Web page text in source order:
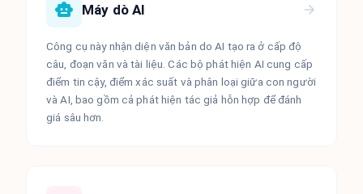
Máy dò AI
Công cụ này nhận diện văn bản do AI tạo ra ở cấp độ
câu, đoạn văn và tài liệu. Các bộ phát hiện AI cung cấp
điểm tin cậy, điểm xác suất và phân loại giữa con người
và AI, bao gồm cả phát hiện tác giả hỗn hợp để đánh
giá sâu hơn.